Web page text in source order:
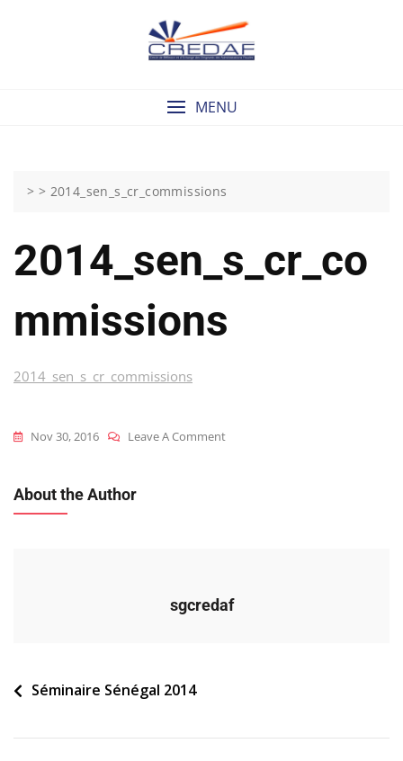
MENU
> > 2014_sen_s_cr_commissions
2014_sen_s_cr_co
Mmissions
2014_sen_s_cr_commissions
Nov 30, 2016 Leave A CommentOn
About the Author
sgcredaf
Navigation
l’article
Séminaire Sénégal 2014